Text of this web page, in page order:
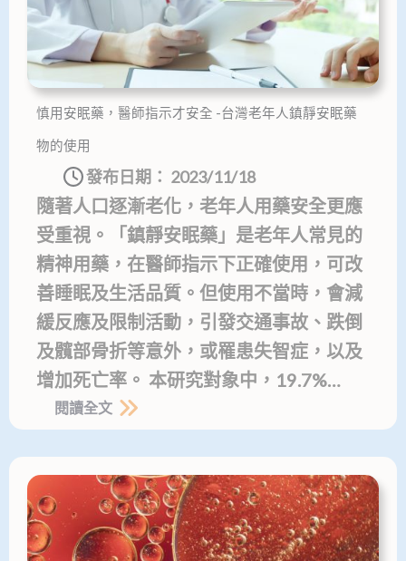
慎用安眠藥，醫師指示才安全 -台灣老年人鎮靜安眠藥
物的使用
發布日期： 2023/11/18
隨著人口逐漸老化，老年人用藥安全更應
受重視。「鎮靜安眠藥」是老年人常見的
精神用藥，在醫師指示下正確使用，可改
善睡眠及生活品質。但使用不當時，會減
緩反應及限制活動，引發交通事故、跌倒
及髖部骨折等意外，或罹患失智症，以及
增加死亡率。 本研究對象中，19.7%…
閱讀全文